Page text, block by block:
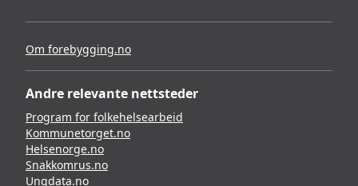
Om forebygging.no
Andre relevante nettsteder
Program for folkehelsearbeid
Kommunetorget.no
Helsenorge.no
Snakkomrus.no
Ungdata.no